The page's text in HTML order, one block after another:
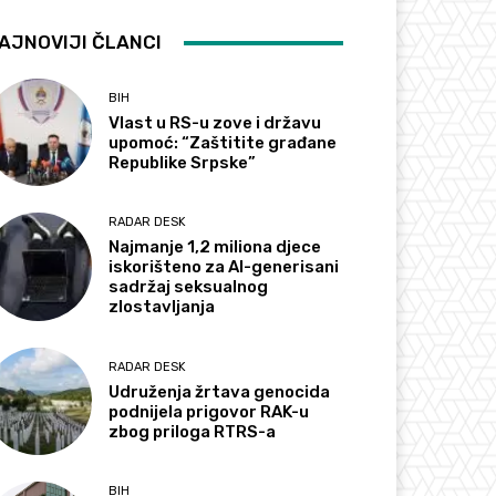
ČLANCI
BIH
Vlast u RS-u zove i državu
upomoć: “Zaštitite građane
Republike Srpske”
RADAR DESK
Najmanje 1,2 miliona djece
iskorišteno za AI-generisani
sadržaj seksualnog
zlostavljanja
RADAR DESK
Udruženja žrtava genocida
podnijela prigovor RAK-u
zbog priloga RTRS-a
BIH